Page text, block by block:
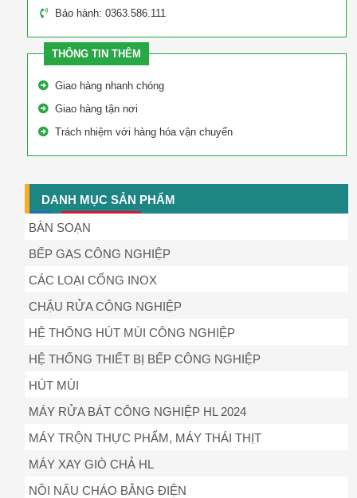
Bảo hành: 0363.586.111
THÔNG TIN THÊM
Giao hàng nhanh chóng
Giao hàng tận nơi
Trách nhiệm với hàng hóa vận chuyển
DANH MỤC SẢN PHẨM
BÀN SOẠN
BẾP GAS CÔNG NGHIỆP
CÁC LOẠI CỔNG INOX
CHẬU RỬA CÔNG NGHIỆP
HỆ THỐNG HÚT MÙI CÔNG NGHIỆP
HỆ THỐNG THIẾT BỊ BẾP CÔNG NGHIỆP
HÚT MÙI
MÁY RỬA BÁT CÔNG NGHIỆP HL 2024
MÁY TRỘN THỰC PHẨM, MÁY THÁI THỊT
MÁY XAY GIÒ CHẢ HL
NỒI NẤU CHÁO BẰNG ĐIỆN